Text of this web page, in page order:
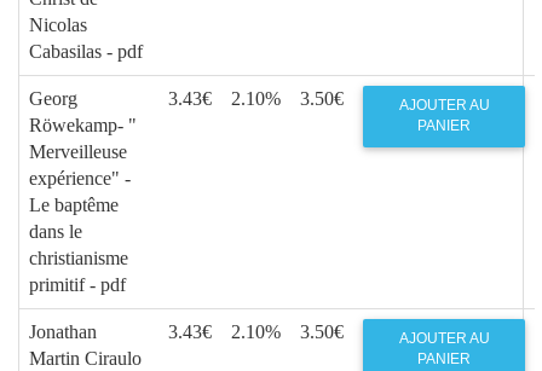
Nicolas
Cabasilas - pdf
Georg
Röwekamp- "
Merveilleuse
expérience" -
Le baptême
dans le
christianisme
primitif - pdf
3.43€ 2.10% 3.50€
AJOUTER AU
PANIER
Jonathan
Martin Ciraulo
3.43€ 2.10% 3.50€
AJOUTER AU
PANIER